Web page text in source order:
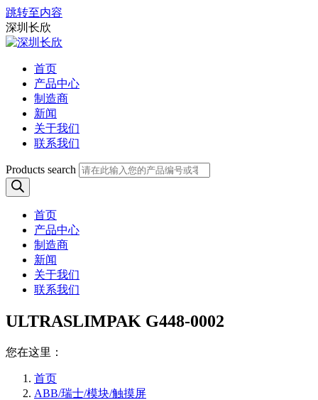
跳转至内容
深圳长欣
首页
产品中心
制造商
新闻
关于我们
联系我们
Products search
首页
产品中心
制造商
新闻
关于我们
联系我们
ULTRASLIMPAK G448-0002
您在这里：
首页
ABB/瑞士/模块/触摸屏